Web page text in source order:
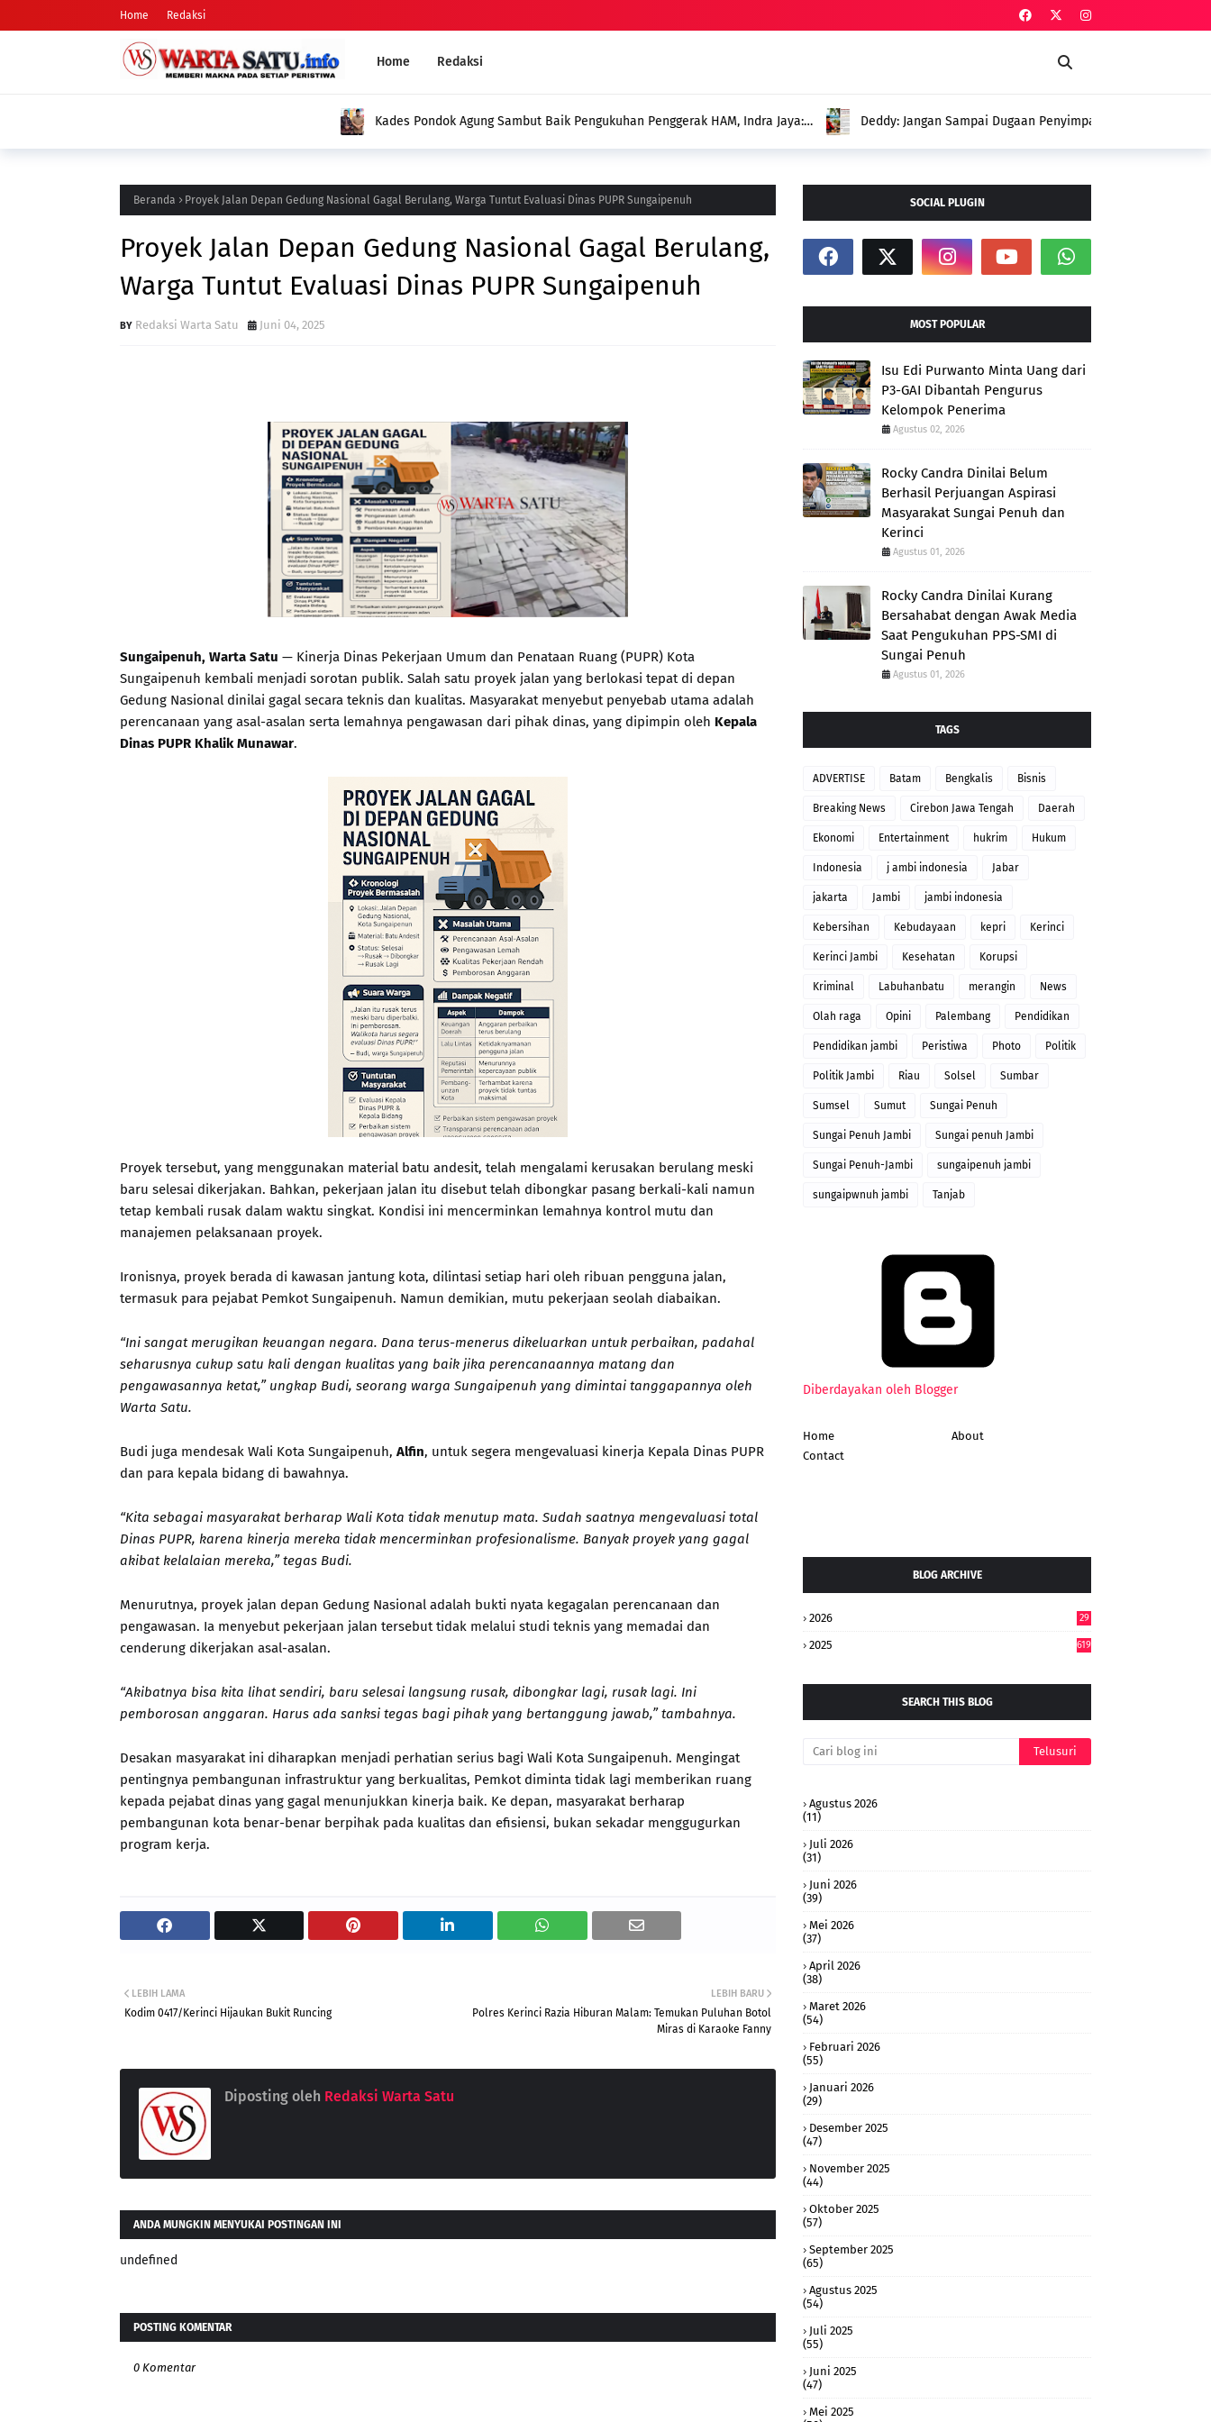
Home Redaksi
Home Redaksi
Kades Pondok Agung Sambut Baik Pengukuhan Penggerak HAM, Indra Jaya:
Deddy: Jangan Sampai Dugaan Penyimpangan Menutupi Perjuangan
Menghadirkan Program untuk Petani
Beranda Proyek Jalan Depan Gedung Nasional Gagal Berulang, Warga Tuntut Evaluasi Dinas PUPR Sungaipenuh
Proyek Jalan Depan Gedung Nasional Gagal Berulang,
Warga Tuntut Evaluasi Dinas PUPR Sungaipenuh
Redaksi Warta Satu Juni 04, 2025
Sungaipenuh, Warta Satu — Kinerja Dinas Pekerjaan Umum dan Penataan Ruang (PUPR) Kota
Sungaipenuh kembali menjadi sorotan publik. Salah satu proyek jalan yang berlokasi tepat di depan
Gedung Nasional dinilai gagal secara teknis dan kualitas. Masyarakat menyebut penyebab utama adalah
perencanaan yang asal-asalan serta lemahnya pengawasan dari pihak dinas, yang dipimpin oleh Kepala
Dinas PUPR Khalik Munawar.
Proyek tersebut, yang menggunakan material batu andesit, telah mengalami kerusakan berulang meski
baru selesai dikerjakan. Bahkan, pekerjaan jalan itu disebut telah dibongkar pasang berkali-kali namun
tetap kembali rusak dalam waktu singkat. Kondisi ini mencerminkan lemahnya kontrol mutu dan
manajemen pelaksanaan proyek.
Ironisnya, proyek berada di kawasan jantung kota, dilintasi setiap hari oleh ribuan pengguna jalan,
termasuk para pejabat Pemkot Sungaipenuh. Namun demikian, mutu pekerjaan seolah diabaikan.
“Ini sangat merugikan keuangan negara. Dana terus-menerus dikeluarkan untuk perbaikan, padahal
seharusnya cukup satu kali dengan kualitas yang baik jika perencanaannya matang dan
pengawasannya ketat,” ungkap Budi, seorang warga Sungaipenuh yang dimintai tanggapannya oleh
Warta Satu.
Budi juga mendesak Wali Kota Sungaipenuh, Alfin, untuk segera mengevaluasi kinerja Kepala Dinas PUPR
dan para kepala bidang di bawahnya.
“Kita sebagai masyarakat berharap Wali Kota tidak menutup mata. Sudah saatnya mengevaluasi total
Dinas PUPR, karena kinerja mereka tidak mencerminkan profesionalisme. Banyak proyek yang gagal
akibat kelalaian mereka,” tegas Budi.
Menurutnya, proyek jalan depan Gedung Nasional adalah bukti nyata kegagalan perencanaan dan
pengawasan. Ia menyebut pekerjaan jalan tersebut tidak melalui studi teknis yang memadai dan
cenderung dikerjakan asal-asalan.
“Akibatnya bisa kita lihat sendiri, baru selesai langsung rusak, dibongkar lagi, rusak lagi. Ini
pemborosan anggaran. Harus ada sanksi tegas bagi pihak yang bertanggung jawab,” tambahnya.
Desakan masyarakat ini diharapkan menjadi perhatian serius bagi Wali Kota Sungaipenuh. Mengingat
pentingnya pembangunan infrastruktur yang berkualitas, Pemkot diminta tidak lagi memberikan ruang
kepada pejabat dinas yang gagal menunjukkan kinerja baik. Ke depan, masyarakat berharap
pembangunan kota benar-benar berpihak pada kualitas dan efisiensi, bukan sekadar menggugurkan
program kerja.
LEBIH BARU
Polres Kerinci Razia Hiburan Malam: Temukan Puluhan Botol
Miras di Karaoke Fanny
LEBIH LAMA
Kodim 0417/Kerinci Hijaukan Bukit Runcing
Diposting oleh Redaksi Warta Satu
ANDA MUNGKIN MENYUKAI POSTINGAN INI
undefined
POSTING KOMENTAR
0 Komentar
SOCIAL PLUGIN
MOST POPULAR
Isu Edi Purwanto Minta Uang dari
P3-GAI Dibantah Pengurus
Kelompok Penerima
Agustus 02, 2026
Rocky Candra Dinilai Belum
Berhasil Perjuangan Aspirasi
Masyarakat Sungai Penuh dan
Kerinci
Agustus 01, 2026
Rocky Candra Dinilai Kurang
Bersahabat dengan Awak Media
Saat Pengukuhan PPS-SMI di
Sungai Penuh
Agustus 01, 2026
TAGS
ADVERTISE Batam Bengkalis Bisnis
Breaking News Cirebon Jawa Tengah Daerah
Ekonomi Entertainment hukrim Hukum
Indonesia j ambi indonesia Jabar
jakarta Jambi jambi indonesia
Kebersihan Kebudayaan kepri Kerinci
Kerinci Jambi Kesehatan Korupsi
Kriminal Labuhanbatu merangin News
Olah raga Opini Palembang Pendidikan
Pendidikan jambi Peristiwa Photo Politik
Politik Jambi Riau Solsel Sumbar
Sumsel Sumut Sungai Penuh
Sungai Penuh Jambi Sungai penuh Jambi
Sungai Penuh-Jambi sungaipenuh jambi
sungaipwnuh jambi Tanjab
Diberdayakan oleh Blogger
Home
About
Contact
BLOG ARCHIVE
2026
29
2025 619
SEARCH THIS BLOG
Agustus 2026
(11)
Juli 2026
(31)
Juni 2026
(39)
Mei 2026
(37)
April 2026
(38)
Maret 2026
(54)
Februari 2026
(55)
Januari 2026
(29)
Desember 2025
(47)
November 2025
(44)
Oktober 2025
(57)
September 2025
(65)
Agustus 2025
(54)
Juli 2025
(55)
Juni 2025
(47)
Mei 2025